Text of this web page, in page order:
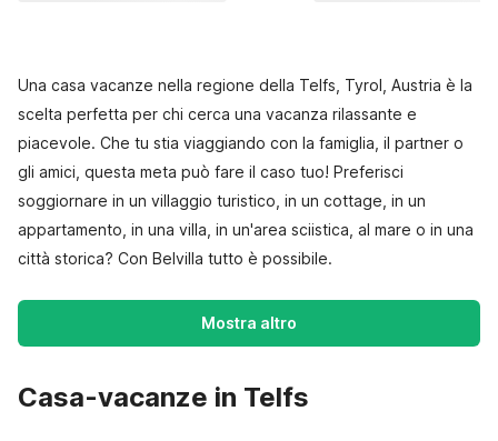
Una casa vacanze nella regione della Telfs, Tyrol, Austria è la
scelta perfetta per chi cerca una vacanza rilassante e
piacevole. Che tu stia viaggiando con la famiglia, il partner o
gli amici, questa meta può fare il caso tuo! Preferisci
soggiornare in un villaggio turistico, in un cottage, in un
appartamento, in una villa, in un'area sciistica, al mare o in una
città storica? Con Belvilla tutto è possibile.
Mostra altro
Casa-vacanze in Telfs